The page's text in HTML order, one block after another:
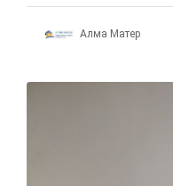
Алма Матер